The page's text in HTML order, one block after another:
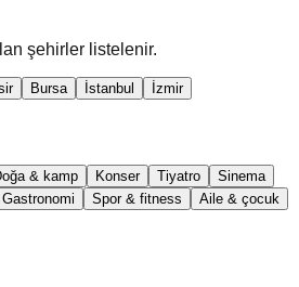
şehirler listelenir.
Bursa İstanbul İzmir
& kamp Konser Tiyatro
Sinema
Gastronomi Spor & fitness
Aile & çocuk